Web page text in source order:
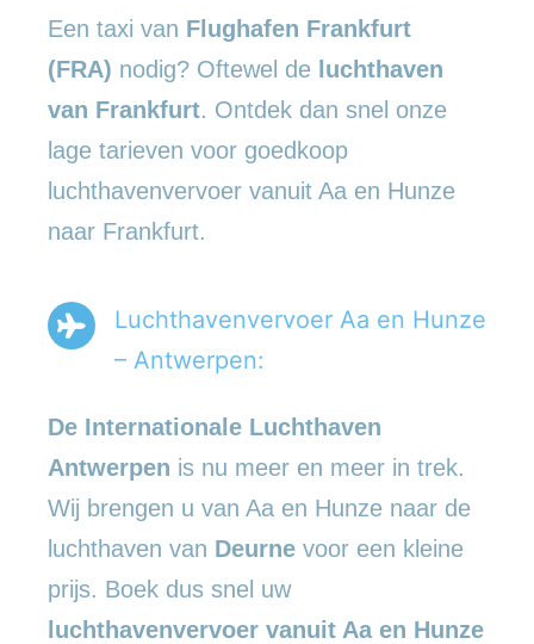
Een taxi van Flughafen Frankfurt
(FRA) nodig? Oftewel de luchthaven
van Frankfurt. Ontdek dan snel onze
lage tarieven voor goedkoop
luchthavenvervoer vanuit Aa en Hunze
naar Frankfurt.
Luchthavenvervoer Aa en Hunze
– Antwerpen:
De Internationale Luchthaven
Antwerpen is nu meer en meer in trek.
Wij brengen u van Aa en Hunze naar de
luchthaven van Deurne voor een kleine
prijs. Boek dus snel uw
luchthavenvervoer vanuit Aa en Hunze